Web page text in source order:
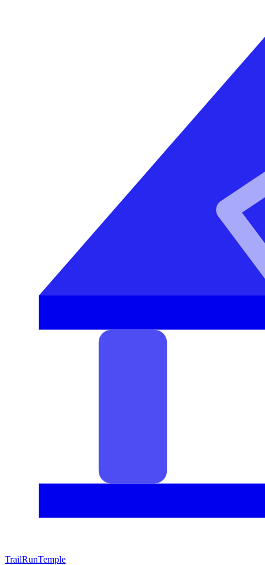
TrailRunTemple